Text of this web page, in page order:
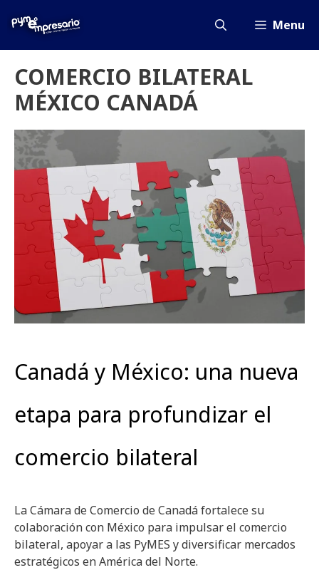
Menu
COMERCIO BILATERAL
MÉXICO CANADÁ
Canadá y México: una nueva
etapa para profundizar el
comercio bilateral
La Cámara de Comercio de Canadá fortalece su
colaboración con México para impulsar el comercio
bilateral, apoyar a las PyMES y diversificar mercados
estratégicos en América del Norte.